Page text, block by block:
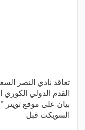
تعاقد نادي النصر
القدم الدولي
بيان على موقع تويتر
السويكت قبل